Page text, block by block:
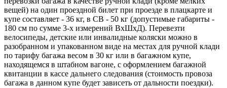
вещей) на один проездной билет при проезде в плацкарте и
купе составляет - 36 кг, в СВ - 50 кг (допустимые габариты -
180 см по сумме 3-х измерений ВxШxД). Перевезти
велосипеды, детские или инвалидные коляски можно в
разобранном и упакованном виде на местах для ручной клади
по тарифу багажа весом в 30 кг или в багажном купе,
находящемся в штабном вагоне, с оформлением багажной
квитанции в кассе дальнего следования (стоимость провоза
багажа в данном купе будет зависеть от дальности поездки).